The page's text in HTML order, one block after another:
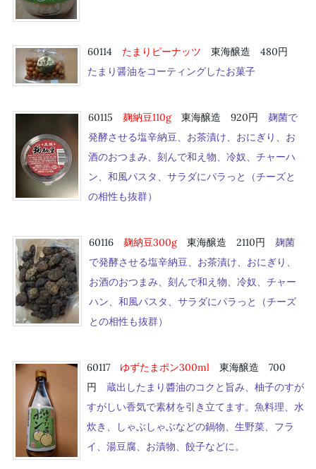
60114 たまりピーナッツ 東海醸造 480円
たまり醤油をコーティングしたお菓子
60115 麹納豆110g東海醸造 920円 麹菌で
発酵させる塩辛納豆、お茶漬け、おにぎり、お
酒のおつまみ、刻んで和え物、冷奴、チャーハ
ン、和風パスタ、サラダにパラっと（チーズと
の相性も抜群）
60116 麹納豆300g東海醸造 2110円 麹菌
で発酵させる塩辛納豆、お茶漬け、おにぎり、
お酒のおつまみ、刻んで和え物、冷奴、チャー
ハン、和風パスタ、サラダにパラっと（チーズ
との相性も抜群）
60117 ゆずたまポン300ml 東海醸造 700
円 蔵出したまり醬油のコクと旨み、柚子のすが
すがしい香気で素材を引き立てます。魚料理、水
炊き、しゃぶしゃぶなどの鍋物、生野菜、フラ
イ、湯豆腐、お漬物、餃子などに。